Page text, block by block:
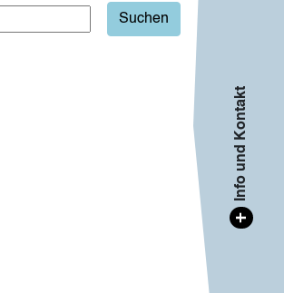
+
Info und Kontakt